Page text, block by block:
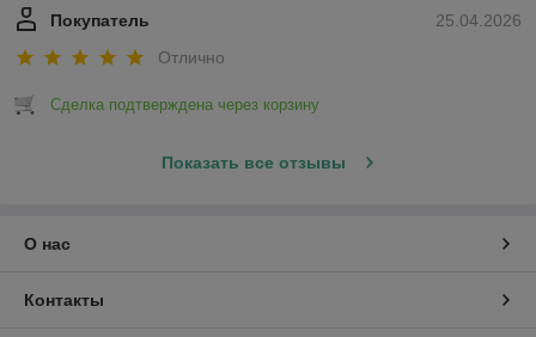
25.04.2026
Покупатель
Отлично
Сделка подтверждена через корзину
Показать все отзывы
О нас
Контакты